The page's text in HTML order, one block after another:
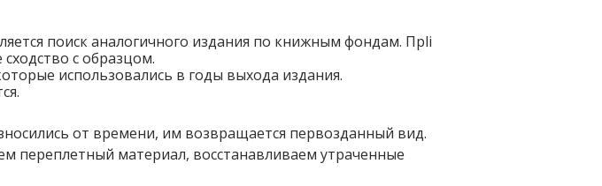
поиск аналогичного издания по книжным фондам. Прli
с образцом.
использовались в годы выхода издания.
от времени, им возвращается первозданный вид.
переплетный материал, восстанавливаем утраченные